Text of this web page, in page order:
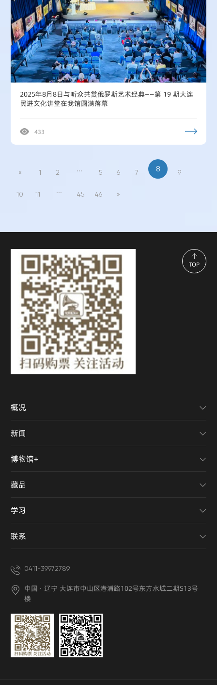
2025年8月8日与听众共赏俄罗斯艺术经典——第 19 期大连
民进文化讲堂在我馆圆满落幕
433
« 1 2 ... 5 6 7 8 9
10 11 ... 45 46 »
0411-39972789
中国 · 辽宁 大连市中山区港浦路102号东方水城二期S13号
楼
概况
新闻
博物馆+
藏品
学习
联系
TOP